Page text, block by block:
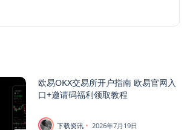
欧易OKX交易所开户指南 欧易官网入
口+邀请码福利领取教程
下载资讯 2026年7月19日